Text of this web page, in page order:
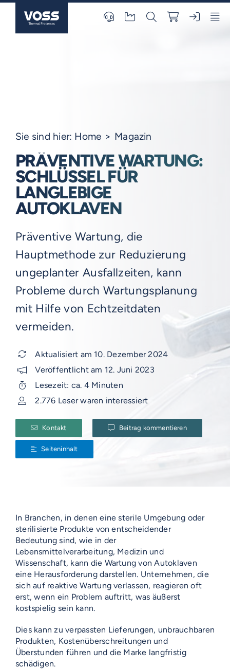
Sie sind hier: Home Magazin
PRÄVENTIVE WARTUNG:
SCHLÜSSEL FÜR
LANGLEBIGE
AUTOKLAVEN
Präventive Wartung, die
Hauptmethode zur Reduzierung
ungeplanter Ausfallzeiten, kann
Probleme durch Wartungsplanung
mit Hilfe von Echtzeitdaten
vermeiden.
Aktualisiert am 10. Dezember 2024
Veröffentlicht am 12. Juni 2023
Lesezeit: ca. 4 Minuten
2.776 Leser waren interessiert
Kontakt Beitrag kommentieren
Seiteninhalt
In Branchen, in denen eine sterile Umgebung oder
sterilisierte Produkte von entscheidender
Bedeutung sind, wie in der
Lebensmittelverarbeitung, Medizin und
Wissenschaft, kann die Wartung von Autoklaven
eine Herausforderung darstellen. Unternehmen, die
sich auf reaktive Wartung verlassen, reagieren oft
erst, wenn ein Problem auftritt, was äußerst
kostspielig sein kann.
Dies kann zu verpassten Lieferungen, unbrauchbaren
Produkten, Kostenüberschreitungen und
Überstunden führen und die Marke langfristig
schädigen.